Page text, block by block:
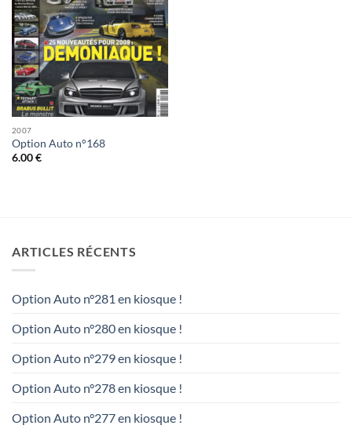
2007
Option Auto n°168
6.00€
ARTICLES RÉCENTS
Option Auto n°281 en kiosque !
Option Auto n°280 en kiosque !
Option Auto n°279 en kiosque !
Option Auto n°278 en kiosque !
Option Auto n°277 en kiosque !